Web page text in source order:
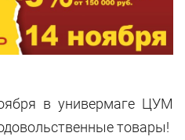
в универмаге ЦУМ
товары!